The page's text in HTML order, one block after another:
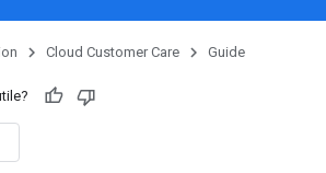
Cloud Customer Care Guide